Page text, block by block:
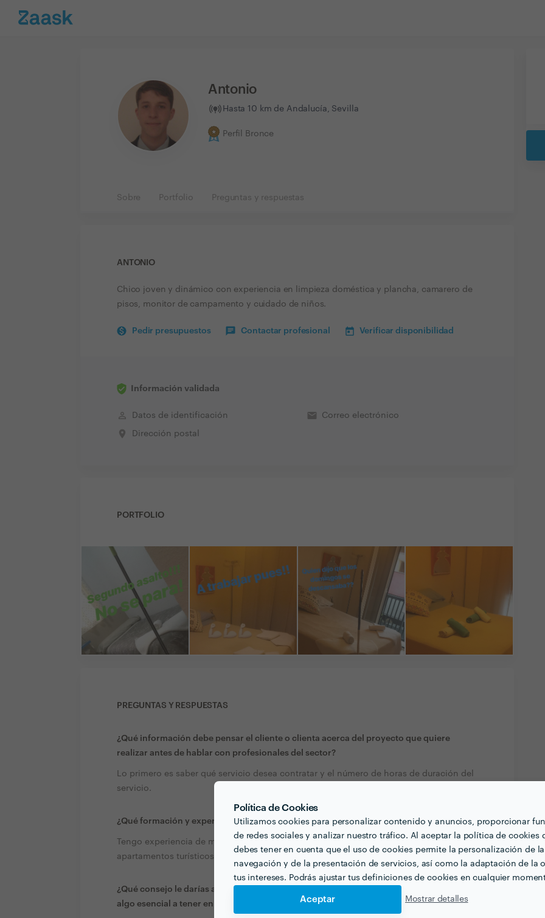
Política de Cookies
Utilizamos cookies para personalizar contenido y anuncios, proporcionar
de redes sociales y analizar nuestro tráfico. Al aceptar la política de cookies
debes tener en cuenta que el uso de cookies permite la personalización de la
navegación y de la presentación de servicios, así como la adaptación de la
tus intereses. Podrás ajustar tus definiciones de cookies en cualquier
Aceptar Mostrar detalles
Antonio
Hasta 10 km de Andalucía, Sevilla
Perfil Bronce
Sobre Portfolio Preguntas y respuestas
ANTONIO
Chico joven y dinámico con experiencia en limpieza doméstica y plancha, camarero de
pisos, monitor de campamento y cuidado de niños.
Pedir presupuestos Contactar profesional Verificar disponibilidad
Información validada
perm_identity Datos de identificación
place Dirección postal
email Correo electrónico
PORTFOLIO
PREGUNTAS Y RESPUESTAS
¿Qué información debe pensar el cliente o clienta acerca del proyecto que quiere
realizar antes de hablar con profesionales del sector?
Lo primero es saber qué servicio desea contratar y el número de horas de duración del
servicio.
¿Qué formación y experiencia tienes que estén relacionadas con tu trabajo?
Tengo experiencia de más de 4 años realizando trabajos como camarero de pisos en
apartamentos turísticos y limpieza doméstica en domicilios particulares.
¿Qué consejo le darías a alguien que quiera contratar profesionales de tu sector? ¿Hay
algo esencial a tener en cuenta?